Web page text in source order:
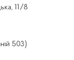
11/8
503)